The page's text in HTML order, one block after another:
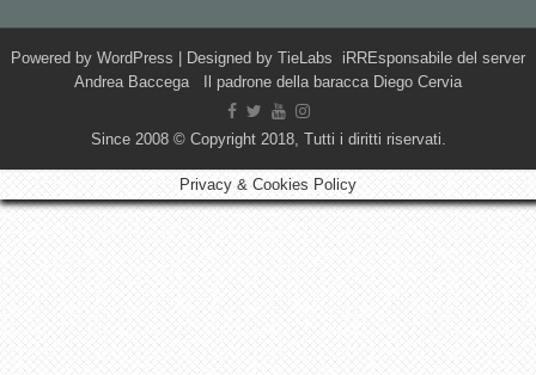
Powered by WordPress | Designed by TieLabs iRREsponsabile del server
Andrea Baccega Il padrone della baracca Diego Cervia
Since 2008 © Copyright 2018, Tutti i diritti riservati.
Privacy & Cookies Policy